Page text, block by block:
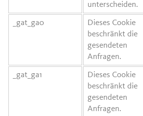
unterscheiden.
_gat_ga0
Dieses Cookie
beschränkt die
gesendeten
Anfragen.
_gat_ga1
Dieses Cookie
beschränkt die
gesendeten
Anfragen.